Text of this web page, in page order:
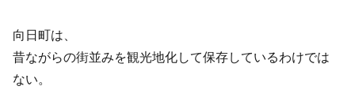
向日町は、
昔ながらの街並みを観光地化して保存しているわけでは
ない。